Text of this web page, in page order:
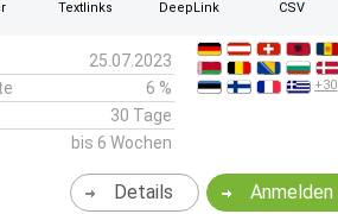
Textlinks DeepLink CSV
25.07.2023
6 %
30 Tage
bis 6 Wochen
+30
Anmelden
Details